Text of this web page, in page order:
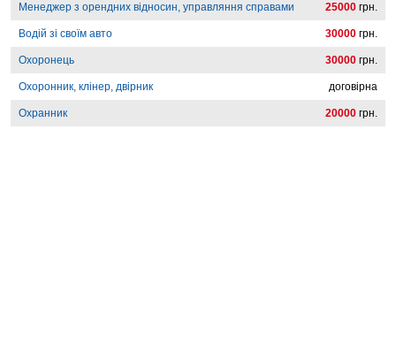
Менеджер з орендних відносин, управляння справами 25000 грн.
Водій зі своїм авто 30000 грн.
Охоронець 30000 грн.
Охоронник, клінер, двірник договірна
Охранник 20000 грн.